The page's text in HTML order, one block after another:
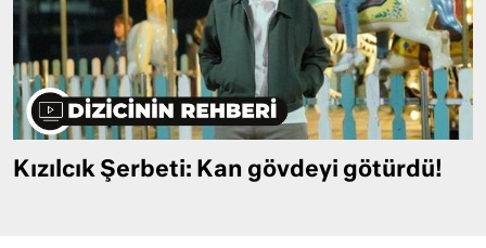
Kızılcık Şerbeti: Kan gövdeyi götürdü!